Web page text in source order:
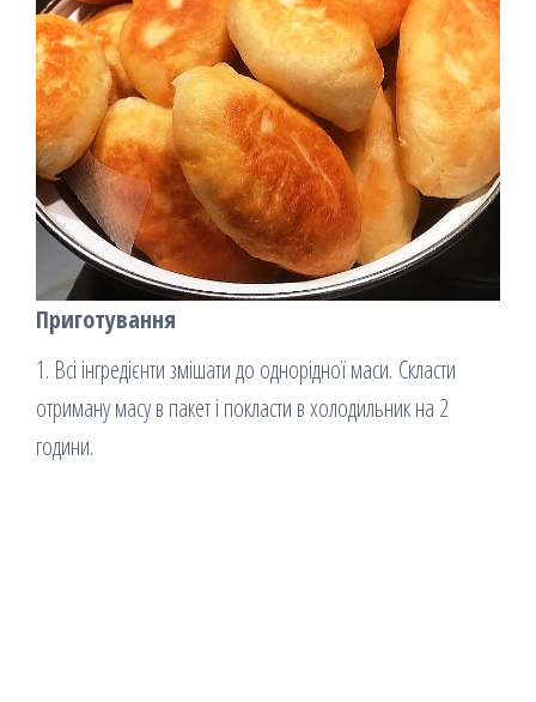
Приготування
1. Всі інгредієнти змішати до однорідної маси. Скласти
отриману масу в пакет і покласти в холодильник на 2
години.